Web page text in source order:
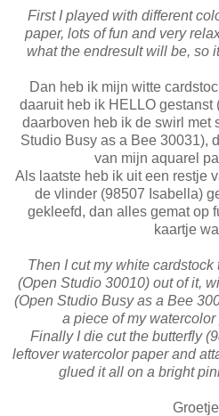
First I played with different
paper, lots of fun and very
what the endresult will be, so
Dan heb ik mijn witte
daaruit heb ik HELLO gestanst
daarboven heb ik de swirl met
Studio Busy as a Bee 30031),
van mijn aquarel
Als laatste heb ik uit een restje
de vlinder (98507 Isabella)
gekleefd, dan alles gemat op
kaartje
Then I cut my white
(Open Studio 30010) out of it,
(Open Studio Busy as a Bee
a piece of my
Finally I die cut the butterfly
leftover watercolor paper and
glued it all on a bright